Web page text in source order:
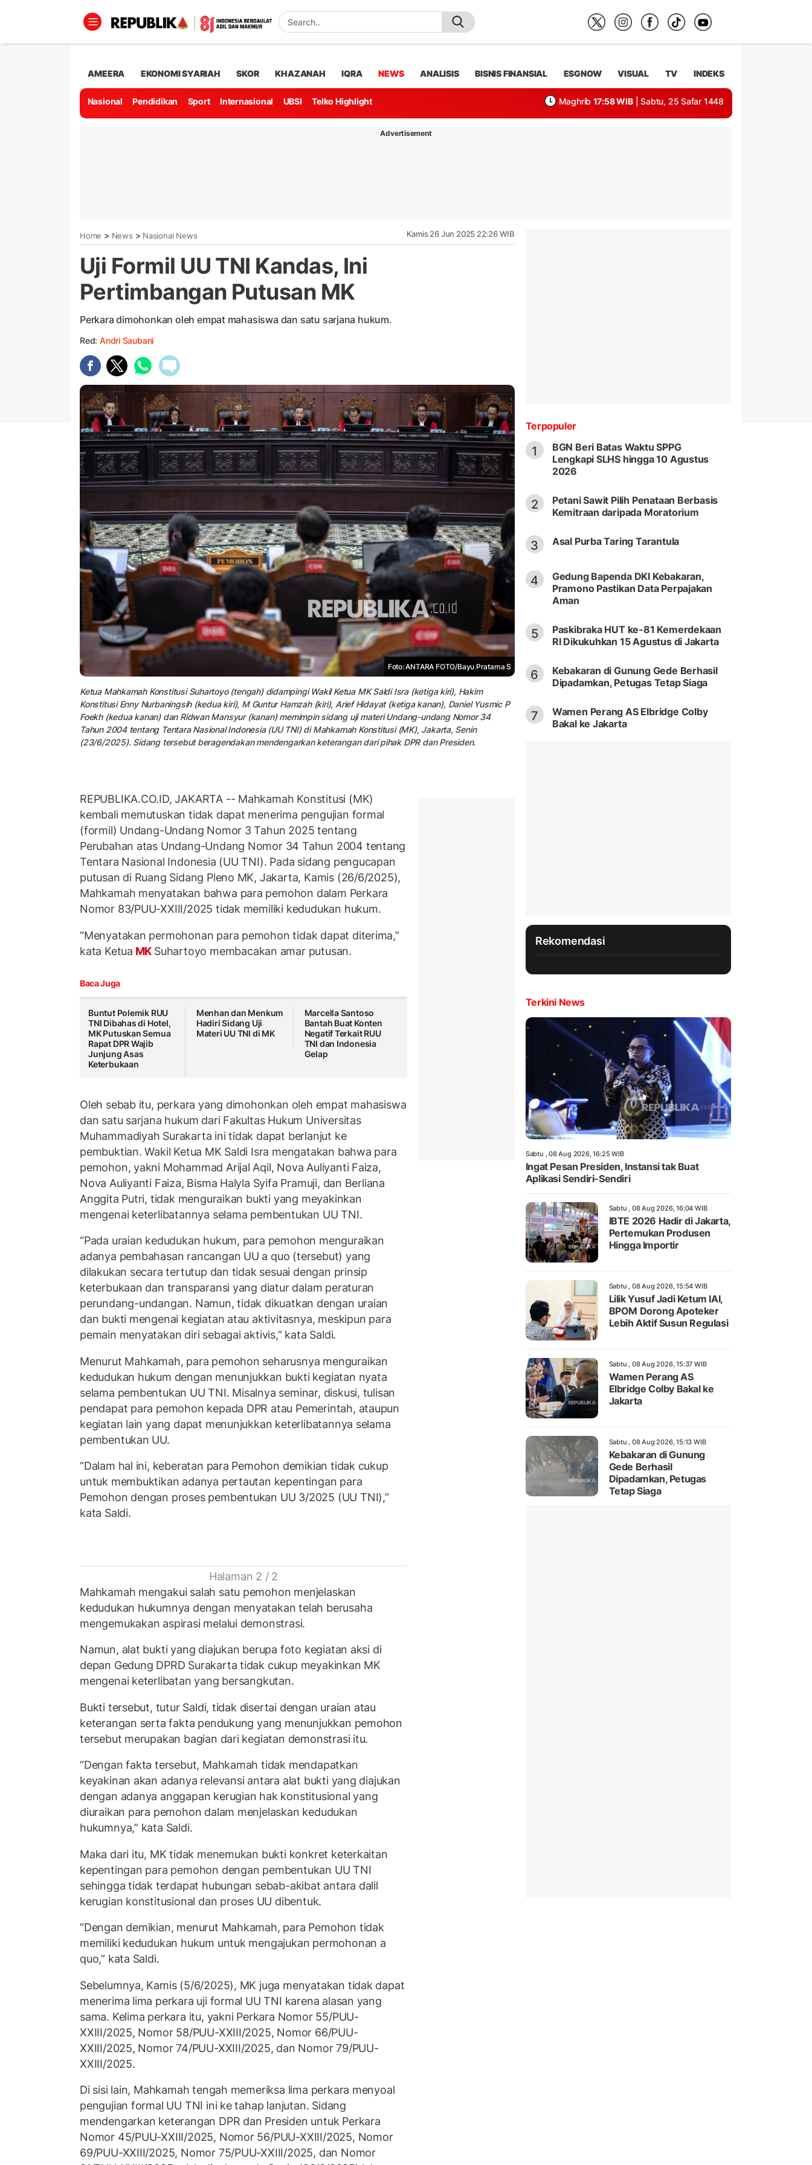
AMEERA EKONOMI SYARIAH SKOR KHAZANAH IQRA NEWS ANALISIS BISNIS FINANSIAL ESGNOW VISUAL TV INDEKS
Nasional Pendidikan Sport Internasional UBSI Telko Highlight Maghrib 17:58 WIB | Sabtu, 25 Safar 1448
Advertisement
Home > News > Nasional News Kamis 26 Jun 2025 22:26 WIB
Uji Formil UU TNI Kandas, Ini
Pertimbangan Putusan MK
Perkara dimohonkan oleh empat mahasiswa dan satu sarjana hukum.
Red: Andri Saubani
Foto: ANTARA FOTO/Bayu Pratama S
Ketua Mahkamah Konstitusi Suhartoyo (tengah) didampingi Wakil Ketua MK Saldi Isra (ketiga kiri), Hakim
Konstitusi Enny Nurbaningsih (kedua kiri), M Guntur Hamzah (kiri), Arief Hidayat (ketiga kanan), Daniel Yusmic P
Foekh (kedua kanan) dan Ridwan Mansyur (kanan) memimpin sidang uji materi Undang-undang Nomor 34
Tahun 2004 tentang Tentara Nasional Indonesia (UU TNI) di Mahkamah Konstitusi (MK), Jakarta, Senin
(23/6/2025). Sidang tersebut beragendakan mendengarkan keterangan dari pihak DPR dan Presiden.
REPUBLIKA.CO.ID, JAKARTA -- Mahkamah Konstitusi (MK)
kembali memutuskan tidak dapat menerima pengujian formal
(formil) Undang-Undang Nomor 3 Tahun 2025 tentang
Perubahan atas Undang-Undang Nomor 34 Tahun 2004 tentang
Tentara Nasional Indonesia (UU TNI). Pada sidang pengucapan
putusan di Ruang Sidang Pleno MK, Jakarta, Kamis (26/6/2025),
Mahkamah menyatakan bahwa para pemohon dalam Perkara
Nomor 83/PUU-XXIII/2025 tidak memiliki kedudukan hukum.
“Menyatakan permohonan para pemohon tidak dapat diterima,”
kata Ketua MK Suhartoyo membacakan amar putusan.
Baca Juga
Buntut Polemik RUU
TNI Dibahas di Hotel,
MK Putuskan Semua
Rapat DPR Wajib
Junjung Asas
Keterbukaan
Menhan dan Menkum
Hadiri Sidang Uji
Materi UU TNI di MK
Marcella Santoso
Bantah Buat Konten
Negatif Terkait RUU
TNI dan Indonesia
Gelap
Oleh sebab itu, perkara yang dimohonkan oleh empat mahasiswa
dan satu sarjana hukum dari Fakultas Hukum Universitas
Muhammadiyah Surakarta ini tidak dapat berlanjut ke
pembuktian. Wakil Ketua MK Saldi Isra mengatakan bahwa para
pemohon, yakni Mohammad Arijal Aqil, Nova Auliyanti Faiza,
Nova Auliyanti Faiza, Bisma Halyla Syifa Pramuji, dan Berliana
Anggita Putri, tidak menguraikan bukti yang meyakinkan
mengenai keterlibatannya selama pembentukan UU TNI.
“Pada uraian kedudukan hukum, para pemohon menguraikan
adanya pembahasan rancangan UU a quo (tersebut) yang
dilakukan secara tertutup dan tidak sesuai dengan prinsip
keterbukaan dan transparansi yang diatur dalam peraturan
perundang-undangan. Namun, tidak dikuatkan dengan uraian
dan bukti mengenai kegiatan atau aktivitasnya, meskipun para
pemain menyatakan diri sebagai aktivis,” kata Saldi.
Menurut Mahkamah, para pemohon seharusnya menguraikan
kedudukan hukum dengan menunjukkan bukti kegiatan nyata
selama pembentukan UU TNI. Misalnya seminar, diskusi, tulisan
pendapat para pemohon kepada DPR atau Pemerintah, ataupun
kegiatan lain yang dapat menunjukkan keterlibatannya selama
pembentukan UU.
“Dalam hal ini, keberatan para Pemohon demikian tidak cukup
untuk membuktikan adanya pertautan kepentingan para
Pemohon dengan proses pembentukan UU 3/2025 (UU TNI),”
kata Saldi.
Halaman 2 / 2
Mahkamah mengakui salah satu pemohon menjelaskan
kedudukan hukumnya dengan menyatakan telah berusaha
mengemukakan aspirasi melalui demonstrasi.
Namun, alat bukti yang diajukan berupa foto kegiatan aksi di
depan Gedung DPRD Surakarta tidak cukup meyakinkan MK
mengenai keterlibatan yang bersangkutan.
Bukti tersebut, tutur Saldi, tidak disertai dengan uraian atau
keterangan serta fakta pendukung yang menunjukkan pemohon
tersebut merupakan bagian dari kegiatan demonstrasi itu.
“Dengan fakta tersebut, Mahkamah tidak mendapatkan
keyakinan akan adanya relevansi antara alat bukti yang diajukan
dengan adanya anggapan kerugian hak konstitusional yang
diuraikan para pemohon dalam menjelaskan kedudukan
hukumnya,” kata Saldi.
Maka dari itu, MK tidak menemukan bukti konkret keterkaitan
kepentingan para pemohon dengan pembentukan UU TNI
sehingga tidak terdapat hubungan sebab-akibat antara dalil
kerugian konstitusional dan proses UU dibentuk.
“Dengan demikian, menurut Mahkamah, para Pemohon tidak
memiliki kedudukan hukum untuk mengajukan permohonan a
quo,” kata Saldi.
Sebelumnya, Kamis (5/6/2025), MK juga menyatakan tidak dapat
menerima lima perkara uji formal UU TNI karena alasan yang
sama. Kelima perkara itu, yakni Perkara Nomor 55/PUU-
XXIII/2025, Nomor 58/PUU-XXIII/2025, Nomor 66/PUU-
XXIII/2025, Nomor 74/PUU-XXIII/2025, dan Nomor 79/PUU-
XXIII/2025.
Di sisi lain, Mahkamah tengah memeriksa lima perkara menyoal
pengujian formal UU TNI ini ke tahap lanjutan. Sidang
mendengarkan keterangan DPR dan Presiden untuk Perkara
Nomor 45/PUU-XXIII/2025, Nomor 56/PUU-XXIII/2025, Nomor
69/PUU-XXIII/2025, Nomor 75/PUU-XXIII/2025, dan Nomor
Terpopuler
1
BGN Beri Batas Waktu SPPG
Lengkapi SLHS hingga 10 Agustus
2026
2
Petani Sawit Pilih Penataan Berbasis
Kemitraan daripada Moratorium
3 Asal Purba Taring Tarantula
4
Gedung Bapenda DKI Kebakaran,
Pramono Pastikan Data Perpajakan
Aman
5
Paskibraka HUT ke-81 Kemerdekaan
RI Dikukuhkan 15 Agustus di Jakarta
6
Kebakaran di Gunung Gede Berhasil
Dipadamkan, Petugas Tetap Siaga
7
Wamen Perang AS Elbridge Colby
Bakal ke Jakarta
Rekomendasi
Terkini News
Sabtu , 08 Aug 2026, 16:25 WIB
Ingat Pesan Presiden, Instansi tak Buat
Aplikasi Sendiri-Sendiri
Sabtu , 08 Aug 2026, 16:04 WIB
IBTE 2026 Hadir di Jakarta,
Pertemukan Produsen
Hingga Importir
Sabtu , 08 Aug 2026, 15:54 WIB
Lilik Yusuf Jadi Ketum IAI,
BPOM Dorong Apoteker
Lebih Aktif Susun Regulasi
Sabtu , 08 Aug 2026, 15:37 WIB
Wamen Perang AS
Elbridge Colby Bakal ke
Jakarta
Sabtu , 08 Aug 2026, 15:13 WIB
Kebakaran di Gunung
Gede Berhasil
Dipadamkan, Petugas
Tetap Siaga